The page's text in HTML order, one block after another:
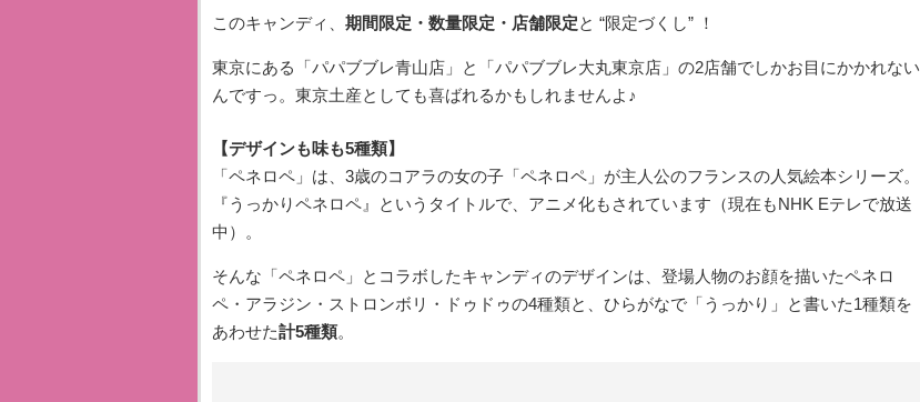
このキャンディ、 期間限定・数量限定・店舗限定と “限定づくし” ！
東京にある「パパブブレ青山店」と「パパブブレ大丸東京店」の2店舗でしかお目にかかれない
んですっ。東京土産としても喜ばれるかもしれませんよ♪
【デザインも味も5種類】
「ペネロペ」は、3歳のコアラの女の子「ペネロペ」が主人公のフランスの人気絵本シリーズ。
『うっかりペネロペ』というタイトルで、アニメ化もされています（現在もNHK Eテレで放送
中）。
そんな「ペネロペ」とコラボしたキャンディのデザインは、登場人物のお顔を描いたペネロ
ペ・アラジン・ストロンボリ・ドゥドゥの4種類と、ひらがなで「うっかり」と書いた1種類を
あわせた計5種類。